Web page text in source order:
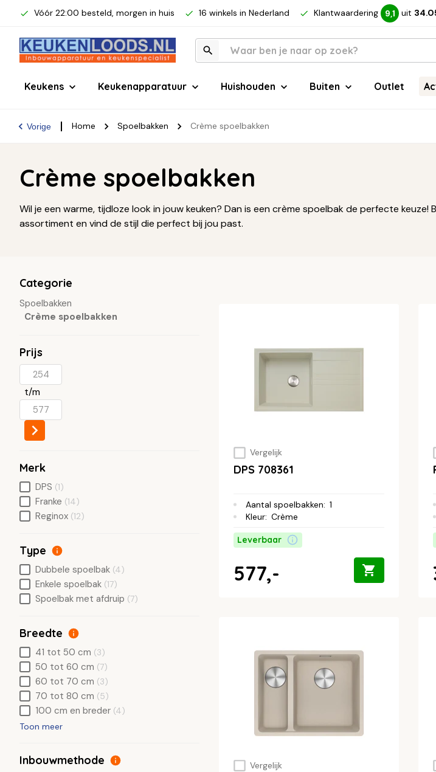
Vóór 22:00 besteld, morgen in huis 16 winkels in Nederland Klantwaardering 9,1 uit
Keukens Keukenapparatuur Huishouden Buiten Outlet
Vorige Home Spoelbakken Crème spoelbakken
Crème spoelbakken
Wil je een warme, tijdloze look in jouw keuken? Dan is een crème spoelbak de perfecte
assortiment en vind de stijl die perfect bij jou past.
Vergelijk
DPS 708361
Aantal spoelbakken: 1
Kleur: Crème
Leverbaar
577,-
Vergelijk
Categorie
Spoelbakken
Crème spoelbakken
Prijs
t/m
Merk
DPS (1)
Franke (14)
Reginox (12)
Type
Dubbele spoelbak (4)
Enkele spoelbak (17)
Spoelbak met afdruip (7)
Breedte
41 tot 50 cm (3)
50 tot 60 cm (7)
60 tot 70 cm (3)
70 tot 80 cm (5)
100 cm en breder (4)
Toon meer
Inbouwmethode